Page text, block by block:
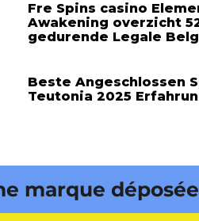
Fre Spins casino
Awakening overzicht
gedurende Legale
Beste Angeschlossen
Teutonia 2025
déposée •